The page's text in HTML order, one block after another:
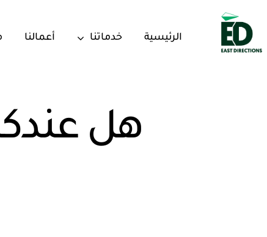
content
الرئيسية خدماتنا أعمالنا
هل